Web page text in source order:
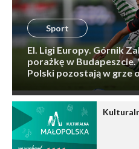
Sport
El. Ligi Europy. Górnik
porażkę w
Polski pozostają w grze